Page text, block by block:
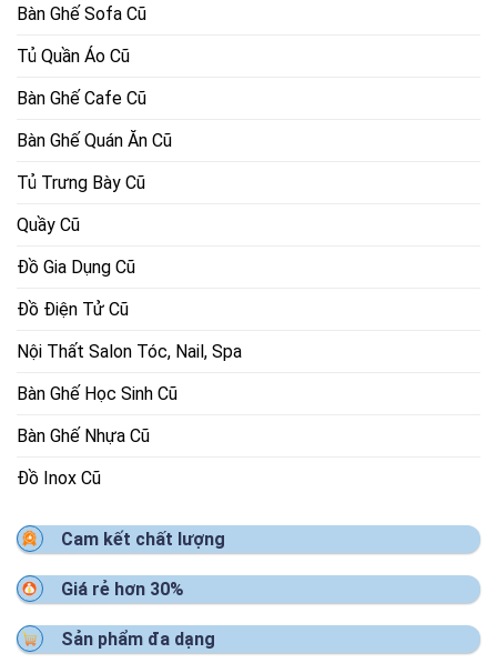
Bàn Ghế Sofa Cũ
Tủ Quần Áo Cũ
Bàn Ghế Cafe Cũ
Bàn Ghế Quán Ăn Cũ
Tủ Trưng Bày Cũ
Quầy Cũ
Đồ Gia Dụng Cũ
Đồ Điện Tử Cũ
Nội Thất Salon Tóc, Nail, Spa
Bàn Ghế Học Sinh Cũ
Bàn Ghế Nhựa Cũ
Đồ Inox Cũ
Cam kết chất lượng
Giá rẻ hơn 30%
Sản phẩm đa dạng